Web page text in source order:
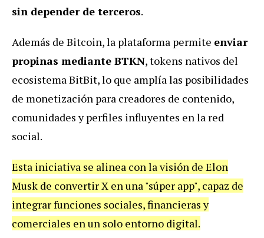
sin depender de terceros.
Además de Bitcoin, la plataforma permite enviar
propinas mediante BTKN, tokens nativos del
ecosistema BitBit, lo que amplía las posibilidades
de monetización para creadores de contenido,
comunidades y perfiles influyentes en la red
social.
Esta iniciativa se alinea con la visión de Elon
Musk de convertir X en una "súper app", capaz de
integrar funciones sociales, financieras y
comerciales en un solo entorno digital.